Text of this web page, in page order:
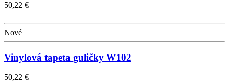
50,22 €
Nové
Vinylová tapeta guličky W102
50,22 €